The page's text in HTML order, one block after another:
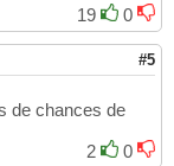
19 0
#5
de chances de
2
0